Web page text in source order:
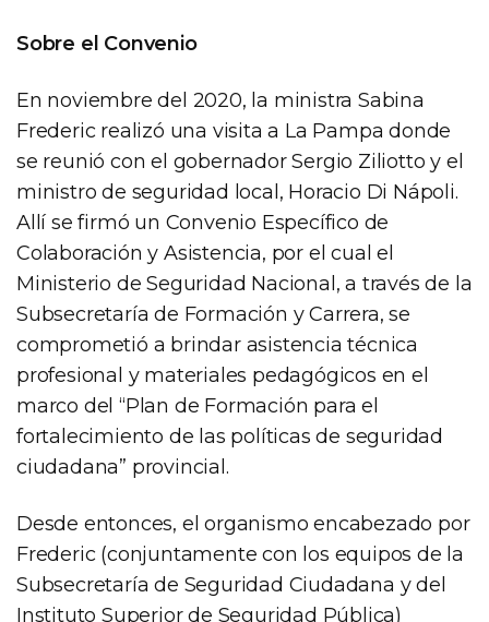
Sobre el Convenio
En noviembre del 2020, la ministra Sabina
Frederic realizó una visita a La Pampa donde
se reunió con el gobernador Sergio Ziliotto y el
ministro de seguridad local, Horacio Di Nápoli.
Allí se firmó un Convenio Específico de
Colaboración y Asistencia, por el cual el
Ministerio de Seguridad Nacional, a través de la
Subsecretaría de Formación y Carrera, se
comprometió a brindar asistencia técnica
profesional y materiales pedagógicos en el
marco del “Plan de Formación para el
fortalecimiento de las políticas de seguridad
ciudadana” provincial.
Desde entonces, el organismo encabezado por
Frederic (conjuntamente con los equipos de la
Subsecretaría de Seguridad Ciudadana y del
Instituto Superior de Seguridad Pública)